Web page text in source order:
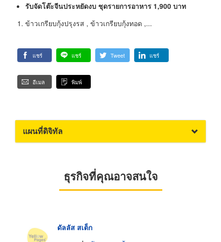
รับจัดโต๊ะจีนประหยัดงบ ชุดรายการอาหาร 1,900 บาท
ข้าวเกรียบกุ้งปรุงรส , ข้าวเกรียบกุ้งทอด ,...
แชร์ แชร์ Tweet แชร์
อีเมล พิมพ์
แผนที่ดิจิทัล
ธุรกิจที่คุณอาจสนใจ
ดัลลัส สเต็ก